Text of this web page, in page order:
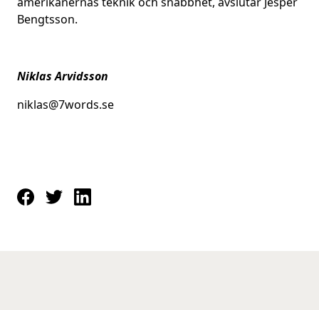
Bengtsson.
Niklas Arvidsson
niklas@7words.se